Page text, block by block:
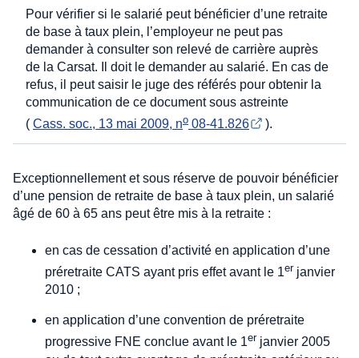
Pour vérifier si le salarié peut bénéficier d’une retraite
de base à taux plein, l’employeur ne peut pas
demander à consulter son relevé de carrière auprès
de la Carsat. Il doit le demander au salarié. En cas de
refus, il peut saisir le juge des référés pour obtenir la
communication de ce document sous astreinte
( Cass. soc., 13 mai 2009, no 08-41.826 ).
Exceptionnellement et sous réserve de pouvoir bénéficier
d’une pension de retraite de base à taux plein, un salarié
âgé de 60 à 65 ans peut être mis à la retraite :
en cas de cessation d’activité en application d’une
préretraite CATS ayant pris effet avant le 1er janvier
2010 ;
en application d’une convention de préretraite
progressive FNE conclue avant le 1er janvier 2005